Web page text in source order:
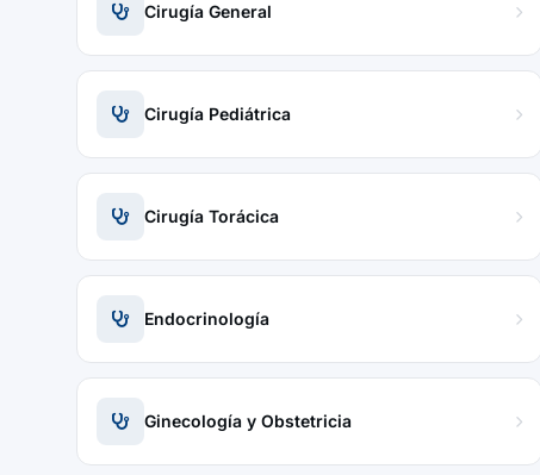
Cirugía General
Cirugía Pediátrica
Cirugía Torácica
Endocrinología
Ginecología y Obstetricia